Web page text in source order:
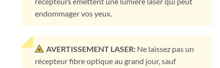
endommager vos yeux.
AVERTISSEMENT LASER: Ne laissez pas un
récepteur fibre optique au grand jour, sauf